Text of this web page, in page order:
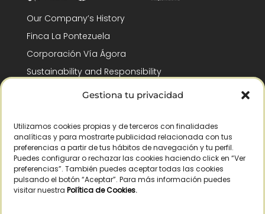
Gestiona tu privacidad
Utilizamos cookies propias y de terceros con finalidades
analíticas y para mostrarte publicidad relacionada con tus
preferencias a partir de tus hábitos de navegación y tu perfil.
Puedes configurar o rechazar las cookies haciendo click en “Ver
preferencias”. También puedes aceptar todas las cookies
pulsando el botón “Aceptar”. Para más información puedes
visitar nuestra Política de Cookies.
Our Company’s History
Finca La Pontezuela
Corporación Vía Ágora
Sustainability and Responsibility
CSR and Fundación Gómez-Pintado
Recognitions